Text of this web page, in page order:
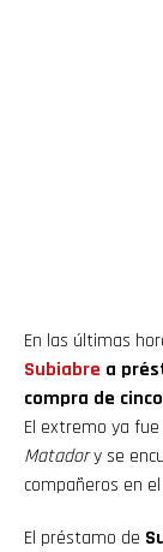
En las últimas
Subiabre a
compra de
El extremo ya
Matadory se
compañeros en
El préstamo de